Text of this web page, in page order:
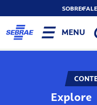
SOBRE
MENU
Explore